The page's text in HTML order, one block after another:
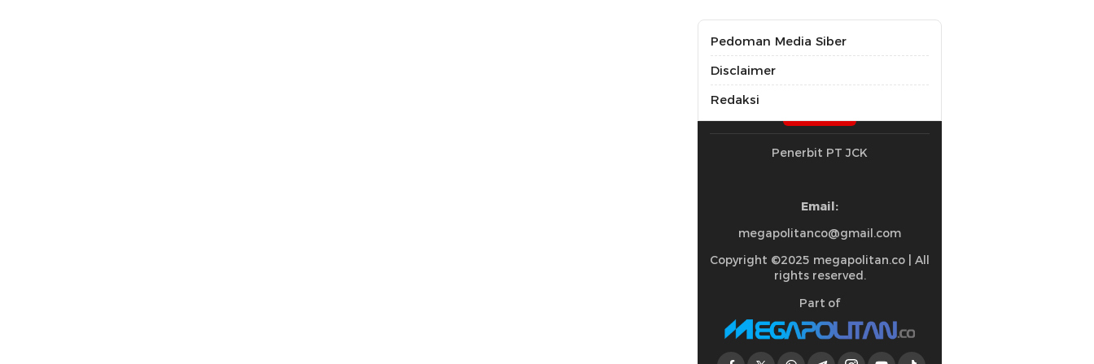
Pedoman Media Siber
Disclaimer
Redaksi
Penerbit PT JCK
Email:
megapolitanco@gmail.com
Copyright ©2025 megapolitan.co | All
rights reserved.
Part of